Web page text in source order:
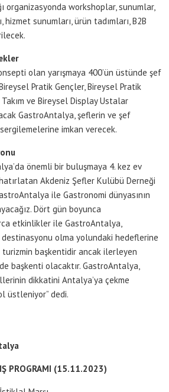
organizasyonda workshoplar, sunumlar,
sunumları, ürün tadımları, B2B
olan yarışmaya 400’ün üstünde şef
Pratik Gençler, Bireysel Pratik
ve Bireysel Display Ustalar
GastroAntalya, şeflerin ve şef
imkan verecek.
önemli bir buluşmaya 4. kez ev
Akdeniz Şefler Kulübü Derneği
ile Gastronomi dünyasının
Dört gün boyunca
etkinlikler ile GastroAntalya,
destinasyonu olma yolundaki hedeflerine
başkentidir ancak ilerleyen
başkenti olacaktır. GastroAntalya,
dikkatini Antalya’ya çekme
üstleniyor” dedi.
PROGRAMI (15.11.2023)